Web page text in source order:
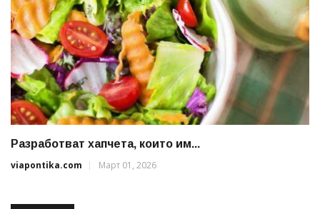
Разработват хапчета, които им...
viapontika.com
Март 01, 2026